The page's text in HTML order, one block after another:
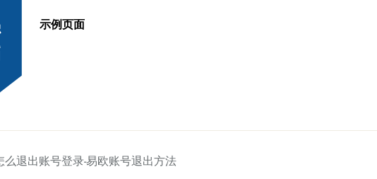
示例页面
么退出账号登录-易欧账号退出方法